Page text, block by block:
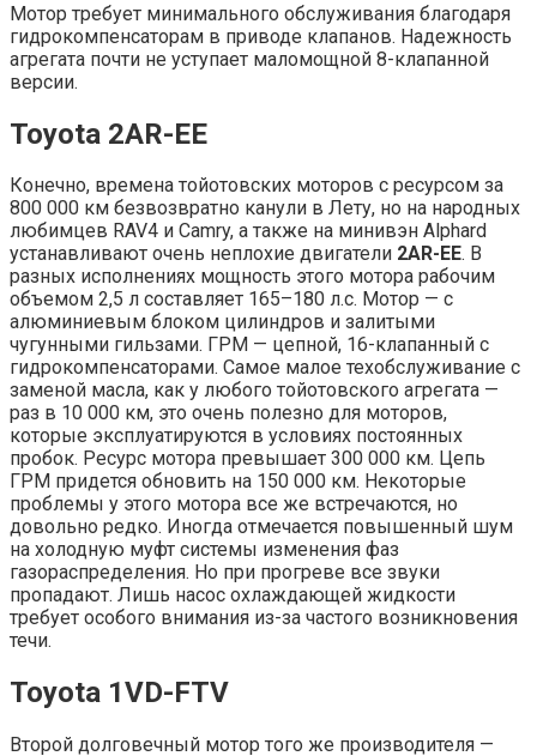
Мотор требует минимального обслуживания благодаря
гидрокомпенсаторам в приводе клапанов. Надежность
агрегата почти не уступает маломощной 8-клапанной
версии.
Toyota 2AR-EE
Конечно, времена тойотовских моторов с ресурсом за
800 000 км безвозвратно канули в Лету, но на народных
любимцев RAV4 и Camry, а также на минивэн Alphard
устанавливают очень неплохие двигатели 2AR-EE. В
разных исполнениях мощность этого мотора рабочим
объемом 2,5 л составляет 165–180 л.с. Мотор — с
алюминиевым блоком цилиндров и залитыми
чугунными гильзами. ГРМ — цепной, 16-клапанный с
гидрокомпенсаторами. Самое малое техобслуживание с
заменой масла, как у любого тойотовского агрегата —
раз в 10 000 км, это очень полезно для моторов,
которые эксплуатируются в условиях постоянных
пробок. Ресурс мотора превышает 300 000 км. Цепь
ГРМ придется обновить на 150 000 км. Некоторые
проблемы у этого мотора все же встречаются, но
довольно редко. Иногда отмечается повышенный шум
на холодную муфт системы изменения фаз
газораспределения. Но при прогреве все звуки
пропадают. Лишь насос охлаждающей жидкости
требует особого внимания из-за частого возникновения
течи.
Toyota 1VD-FTV
Второй долговечный мотор того же производителя —